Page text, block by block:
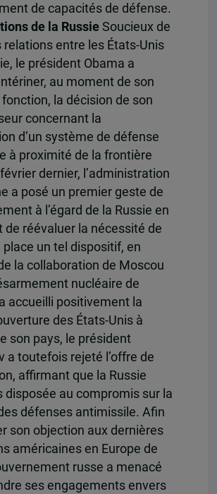
de capacités de défense.
de la RussieSoucieux de
relations entre les États-Unis
le président Obama a
au moment de son
la décision de son
concernant la
d’un système de défense
à proximité de la frontière
dernier, l’administration
a posé un premier geste de
à l’égard de la Russie en
de réévaluer la nécessité de
un tel dispositif, en
la collaboration de Moscou
nucléaire de
a accueilli positivement la
des États-Unis à
son pays, le président
a toutefois rejeté l’offre de
affirmant que la Russie
disposée au compromis sur la
défenses antimissile. Afin
son objection aux dernières
américaines en Europe de
russe a menacé
ses engagements envers